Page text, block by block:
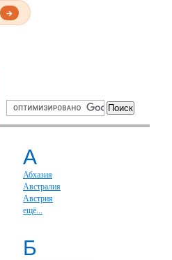
→
А
Абхазия
Австралия
Австрия
ещё...
Б